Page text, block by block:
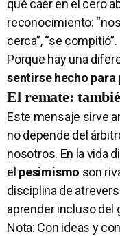
qué caer en el cero
reconocimiento:
cerca”, “se compitió”.
Porque hay una
sentirse hecho para
El remate:
Este mensaje sirve
no depende del
nosotros. En la vida
el pesimismo son
disciplina de
aprender incluso del
Nota: Con ideas y